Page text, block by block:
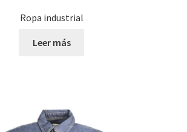
Ropa industrial
Leer más